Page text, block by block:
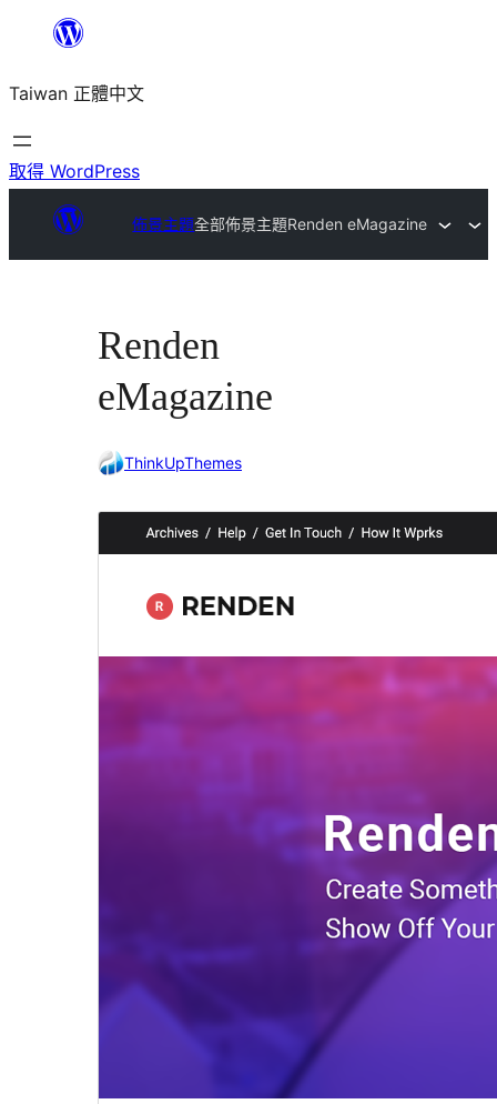
主
要
內
Taiwan 正體中文
取得 WordPress
佈景主題全部佈景主題Renden eMagazine
Renden
eMagazine
ThinkUpThemes